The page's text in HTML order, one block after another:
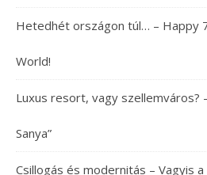
Hetedhét országon túl… – Happy
World!
Luxus resort, vagy szellemváros?
Sanya”
Csillogás és modernitás – Vagyis a